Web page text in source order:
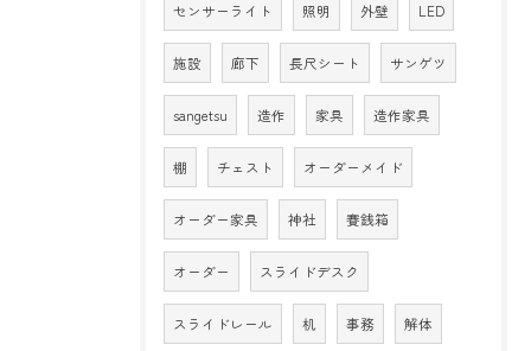
センサーライト 照明 外壁 LED
施設 廊下 長尺シート サンゲツ
sangetsu 造作 家具 造作家具
棚 チェスト オーダーメイド
オーダー家具 神社 賽銭箱
オーダー スライドデスク
スライドレール 机 事務 解体